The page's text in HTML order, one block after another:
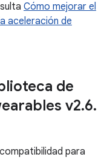
Cómo mejorar el
aceleración de
de
v2.6.
para